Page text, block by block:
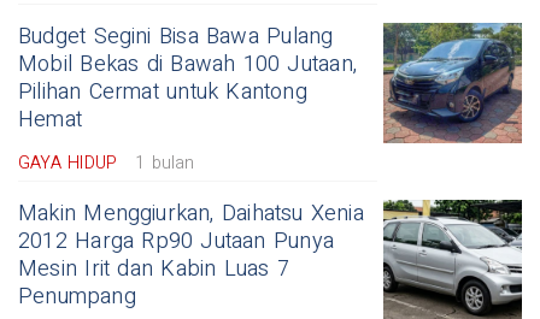
Budget Segini Bisa Bawa Pulang
Mobil Bekas di Bawah 100 Jutaan,
Pilihan Cermat untuk Kantong
Hemat
GAYA HIDUP 1 bulan
Makin Menggiurkan, Daihatsu Xenia
2012 Harga Rp90 Jutaan Punya
Mesin Irit dan Kabin Luas 7
Penumpang